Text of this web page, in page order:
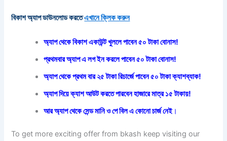
বিকাশ অ্যাপ ডাউনলোড করতেএখানে ক্লিক করুন
অ্যাপ থেকে বিকাশ একাউন্ট খুললে পাবেন ৫০ টাকা বোনাস!
প্রথমবার অ্যাপ এ লগ ইন করলে পাবেন ৫০ টাকা বোনাস!
অ্যাপ থেকে প্রথম বার ২৫ টাকা রিচার্জে পাবেন ৫০ টাকা ক্যাশব্যাক!
অ্যাপ দিয়ে ক্যাশ আউট করতে পারবেন হাজারে মাত্র ১৫ টাকায়!
আর অ্যাপ থেকে সেন্ড মানি ও পে বিল এ কোনো চার্জ নেই।
To get more exciting offer from bkash keep visiting our